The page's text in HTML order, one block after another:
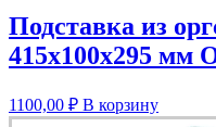
Подставка из
415х100х295 мм
1100,00 ₽ В корзину